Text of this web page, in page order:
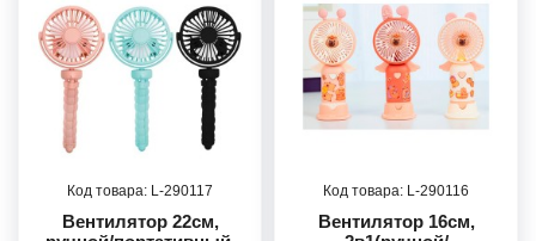
290117
Вентилятор 22см,
290116
Вентилятор 16см,